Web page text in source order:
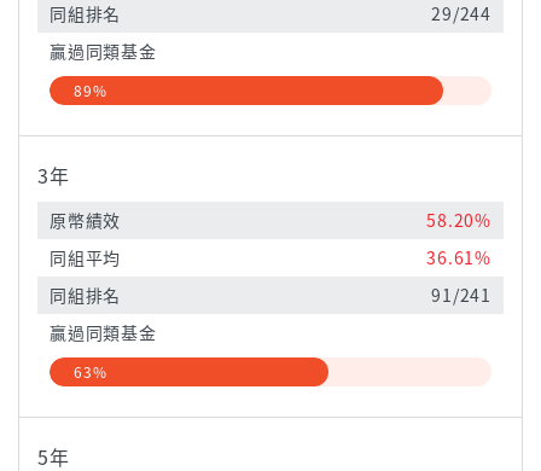
同組排名
29/244
贏過同類基金
89%
3年
原幣績效
58.20%
同組平均
36.61%
同組排名
91/241
贏過同類基金
63%
5年